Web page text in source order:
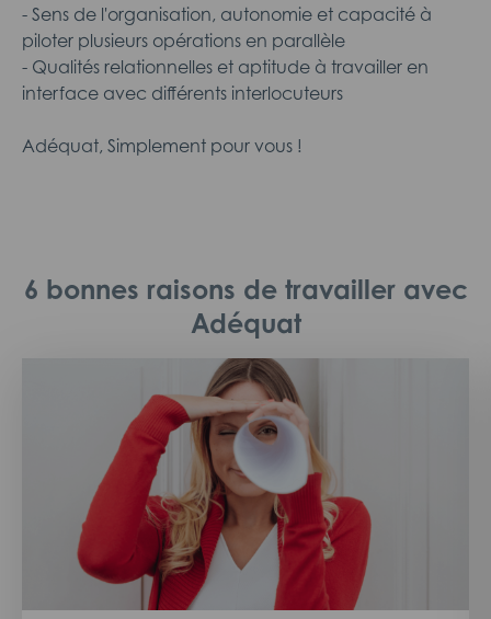
- Sens de l'organisation, autonomie et capacité à
piloter plusieurs opérations en parallèle
- Qualités relationnelles et aptitude à travailler en
interface avec différents interlocuteurs
Adéquat, Simplement pour vous !
6 bonnes raisons de travailler avec
Adéquat